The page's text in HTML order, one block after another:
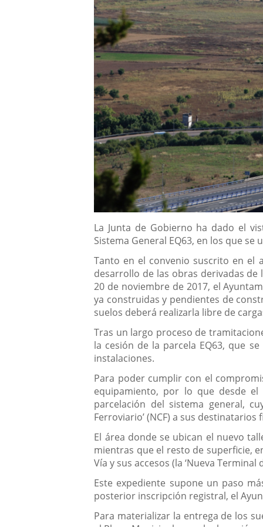
Descripción
La Junta de Gobierno ha dado el
Sistema General EQ63, en los que
Tanto en el convenio suscrito en el
desarrollo de las obras derivadas
20 de noviembre de 2017, el
ya construidas y pendientes de
suelos deberá realizarla libre de
Tras un largo proceso de
la cesión de la parcela EQ63, que
instalaciones.
Para poder cumplir con el
equipamiento, por lo que desde el
parcelación del sistema general,
Ferroviario’ (NCF) a sus destinatarios
El área donde se ubican el nuevo
mientras que el resto de superficie,
Vía y sus accesos (la ‘Nueva
Este expediente supone un paso
posterior inscripción registral, el
Para materializar la entrega de los